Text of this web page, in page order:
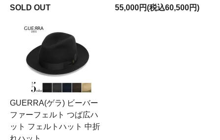
SOLD OUT
55,000円(税込60,500円)
GUERRA(ゲラ) ビーバー
ファーフェルト つば広ハ
ット フェルトハット 中折
れハット